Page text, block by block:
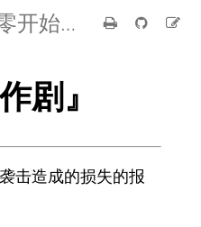
Re：从零开始的异世界生活
剧』
击造成的损失的报